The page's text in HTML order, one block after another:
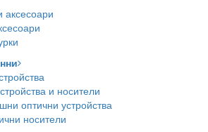
аксесоари
и носители
оптични устройства
носители